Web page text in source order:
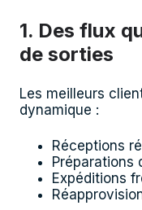
1. Des flux
de sorties
Les meilleurs
dynamique :
Réceptions
Préparations
Expéditions